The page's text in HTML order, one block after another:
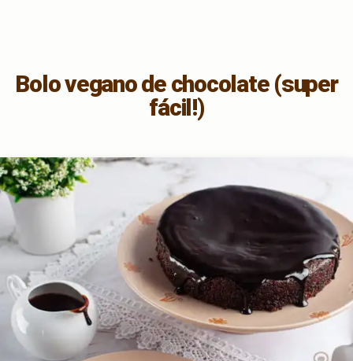
Bolo vegano de chocolate (super
fácil!)